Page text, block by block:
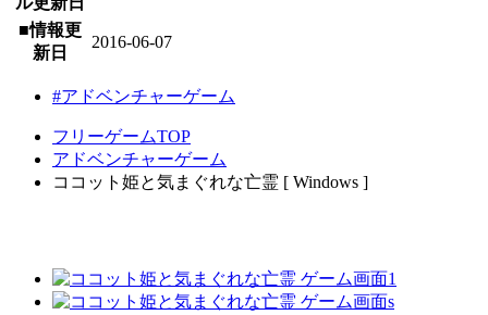
■情報更
新日
2016-06-07
#アドベンチャーゲーム
フリーゲームTOP
アドベンチャーゲーム
ココット姫と気まぐれな亡霊 [ Windows ]